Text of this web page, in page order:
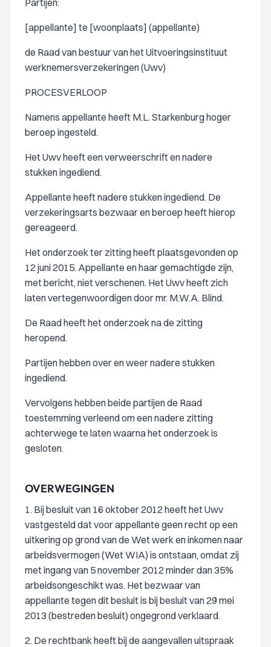
Partijen:
[appellante] te [woonplaats] (appellante)
de Raad van bestuur van het Uitvoeringsinstituut
werknemersverzekeringen (Uwv)
PROCESVERLOOP
Namens appellante heeft M.L. Starkenburg hoger
beroep ingesteld.
Het Uwv heeft een verweerschrift en nadere
stukken ingediend.
Appellante heeft nadere stukken ingediend. De
verzekeringsarts bezwaar en beroep heeft hierop
gereageerd.
Het onderzoek ter zitting heeft plaatsgevonden op
12 juni 2015. Appellante en haar gemachtigde zijn,
met bericht, niet verschenen. Het Uwv heeft zich
laten vertegenwoordigen door mr. M.W.A. Blind.
De Raad heeft het onderzoek na de zitting
heropend.
Partijen hebben over en weer nadere stukken
ingediend.
Vervolgens hebben beide partijen de Raad
toestemming verleend om een nadere zitting
achterwege te laten waarna het onderzoek is
gesloten.
OVERWEGINGEN
1. Bij besluit van 16 oktober 2012 heeft het Uwv
vastgesteld dat voor appellante geen recht op een
uitkering op grond van de Wet werk en inkomen naar
arbeidsvermogen (Wet WIA) is ontstaan, omdat zij
met ingang van 5 november 2012 minder dan 35%
arbeidsongeschikt was. Het bezwaar van
appellante tegen dit besluit is bij besluit van 29 mei
2013 (bestreden besluit) ongegrond verklaard.
2. De rechtbank heeft bij de aangevallen uitspraak